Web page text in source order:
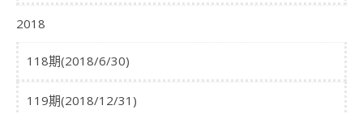
2018
118期(2018/6/30)
119期(2018/12/31)